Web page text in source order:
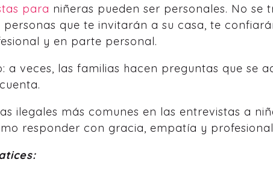
para niñeras pueden ser personales. No
que te invitarán a su casa, te
y en parte personal.
a veces, las familias hacen preguntas que se
ilegales más comunes en las entrevistas a
responder con gracia, empatía y